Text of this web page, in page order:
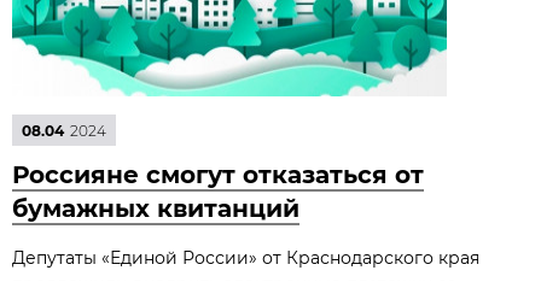
08.04 2024
Россияне смогут отказаться от
бумажных квитанций
Депутаты «Единой России» от Краснодарского края